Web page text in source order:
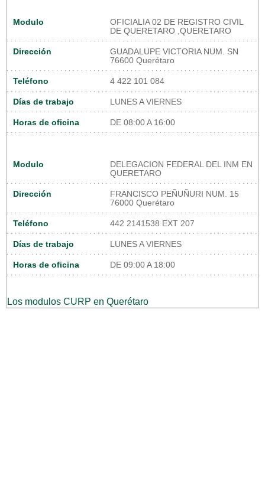
Modulo
OFICIALIA 02 DE REGISTRO CIVIL
DE QUERETARO ,QUERETARO
Dirección
GUADALUPE VICTORIA NUM. SN
76600 Querétaro
Teléfono 4 422 101 084
Días de trabajo LUNES A VIERNES
Horas de oficina DE 08:00 A 16:00
Modulo
DELEGACION FEDERAL DEL INM EN
QUERETARO
Dirección
FRANCISCO PEÑUÑURI NUM. 15
76000 Querétaro
Teléfono 442 2141538 EXT 207
Días de trabajo LUNES A VIERNES
Horas de oficina DE 09:00 A 18:00
Los modulos CURP en Querétaro